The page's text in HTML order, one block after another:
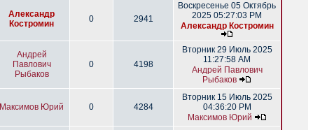
Александр
Костромин
0 2941
Воскресенье 05 Октябрь
2025 05:27:03 PM
Александр Костромин
Андрей
Павлович
Рыбаков
0 4198
Вторник 29 Июль 2025
11:27:58 AM
Андрей Павлович
Рыбаков
Максимов Юрий 0 4284
Вторник 15 Июль 2025
04:36:20 PM
Максимов Юрий